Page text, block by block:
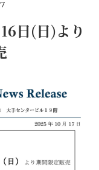
日(日)より